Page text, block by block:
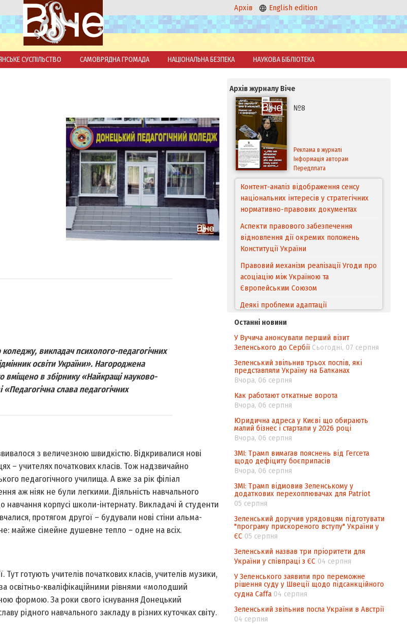
Архів English edition
СУСПІЛЬСТВО САМОВРЯДНА ГРОМАДА НАЦІОНАЛЬНА БЕЗПЕКА НАУКОВА БІБЛІОТЕКА
викладач психолого-педагогічних
освіти України». Нагороджена
в збірнику «Найкращі науково-
слава педагогічних
з величезною швидкістю. Відкривалися нові
– учителях початкових класів. Тож надзвичайно
педагогічного училища. А вже за рік філіал
аж ніяк не були легкими. Діяльність навчального
корпусі школи-інтернату. Викладачі й студенти
протягом другої – будували нові стіни альма-
майже сімейне душевне тепло – одне на всіх.
готують учителів початкових класів, учителів музики,
освітньо-кваліфікаційними рівнями «молодший
формою. За роки свого існування Донецький
рідного навчального закладу в різних куточках світу.
Архів журналу Віче
№8
Реклама в журналі
Інформація авторам
Передплата
Контент-аналіз відображення сенсу
національних інтересів у стратегічних
нормативно-правових документах
Аспекти правового забезпечення
відновлення дії окремих положень
Конституції України
Правовий механізм реалізації Угоди про
асоціацію між Україною та
Європейським Cоюзом
Деякі проблеми адаптації
походження товарів відповідно до
Угоди про торговельні аспекти прав
інтелектуальної власності (TRIPS) у
контексті євроінтеграції
Аналіз виборчого законодавства щодо
підрахунку голосів виборців
Інформаційна безпека суспільства
Останні новини
У Вучича анонсували перший візит
Зеленського до Сербії Сьогодні, 07 серпня
Зеленський звільнив трьох послів, які
представляли Україну на Балканах
Вчора, 06 серпня
Как работают откатные ворота
Вчора, 06 серпня
Юридична адреса у Києві що обирають
малий бізнес і стартапи у 2026 році
Вчора, 06 серпня
ЗМІ: Трамп вимагав пояснень від Гегсета
щодо дефіциту боєприпасів
Вчора, 06 серпня
ЗМІ: Трамп відмовив Зеленському у
додаткових перехоплювачах для Patriot
05 серпня
Зеленський доручив урядовцям підготувати
"програму прискореного вступу" України у
ЄС 05 серпня
Зеленський назвав три пріоритети для
України у співпраці з ЄС 04 серпня
У Зеленського заявили про переможне
рішення суду у Швеції щодо підсанкційного
судна Caffa 04 серпня
Зеленський звільнив посла України в Австрії
04 серпня